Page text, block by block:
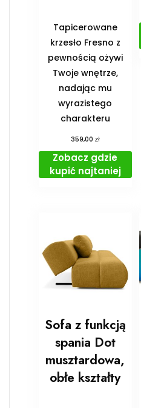
Tapicerowane
krzesło Fresno z
pewnością ożywi
Twoje wnętrze,
nadając mu
wyrazistego
charakteru
359,00 zł
Zobacz gdzie
kupić najtaniej
Sofa z funkcją
spania Dot
musztardowa,
obłe kształty